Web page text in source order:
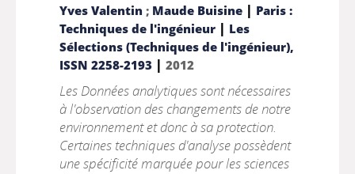
Yves Valentin ; Maude Buisine | Paris :
Techniques de l'ingénieur| Les
Sélections (Techniques de l'ingénieur),
ISSN 2258-2193| 2012
Les Données analytiques sont nécessaires
à l'observation des changements de notre
environnement et donc à sa protection.
Certaines techniques d'analyse possèdent
une spécificité marquée pour les sciences